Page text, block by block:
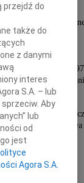
i działacza
latach 1976-1985,
latach 1982-1985,
Związku
w latach
Towarzystwa
niestrudzonego
działacza
budownictwa
Człowieka.
w naszej pamięci
przejdź do
także do
z danymi
interes
S.A. – lub
Aby
lub
od
jest
Agora S.A.